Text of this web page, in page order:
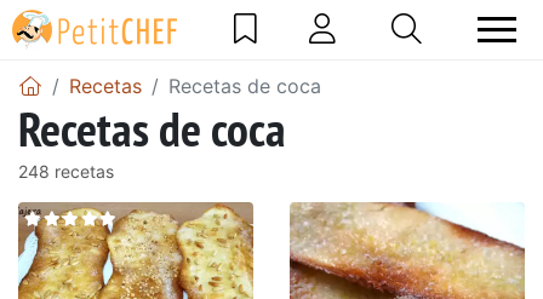
Recetas Recetas de coca
Recetas de coca
248 recetas